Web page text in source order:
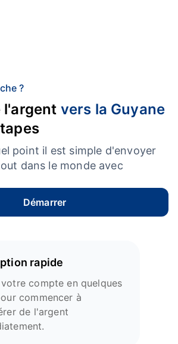
?
l'argent vers la Guyane
point il est simple d'envoyer
dans le monde avec
Démarrer
rapide
compte en quelques
commencer à
de l'argent